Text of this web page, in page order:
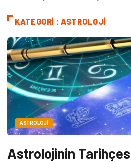
KATEGORI : ASTROLOJI
ASTROLOJI
Astrolojinin